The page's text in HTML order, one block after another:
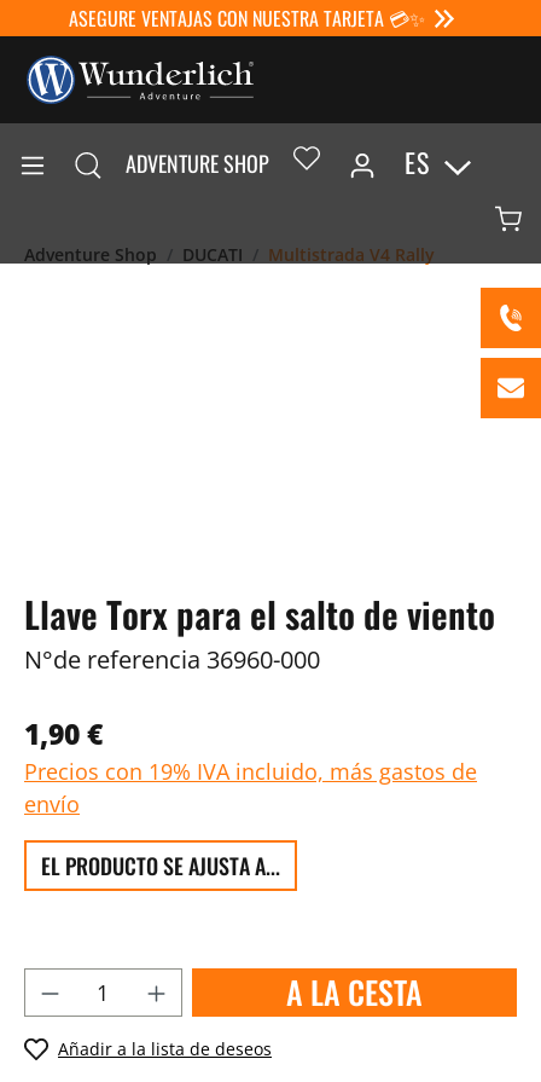
ASEGURE VENTAJAS CON NUESTRA TARJETA 💳✨
ADVENTURE SHOP ES
Adventure Shop DUCATI Multistrada V4 Rally
Llave Torx para el salto de viento
N°de referencia 36960-000
1,90 €
Precios con 19% IVA incluido, más gastos de
envío
EL PRODUCTO SE AJUSTA A...
A LA CESTA
Añadir a la lista de deseos